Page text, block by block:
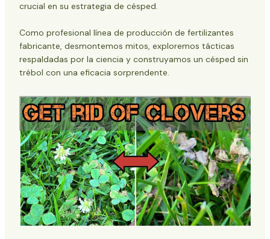
crucial en su estrategia de césped.
Como profesional línea de producción de fertilizantes
fabricante, desmontemos mitos, exploremos tácticas
respaldadas por la ciencia y construyamos un césped sin
trébol con una eficacia sorprendente.